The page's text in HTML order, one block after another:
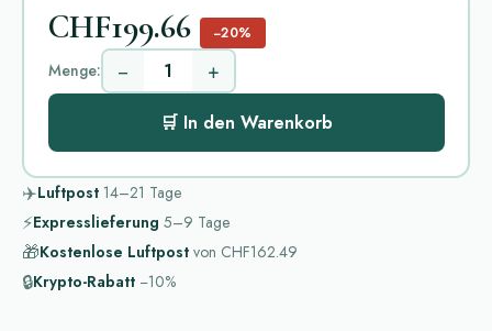
CHF199.66 −20%
Menge: − +
🛒 In den Warenkorb
✈️Luftpost 14–21 Tage
⚡Expresslieferung 5–9 Tage
🎁Kostenlose Luftpost von CHF162.49
🔒Krypto-Rabatt −10%